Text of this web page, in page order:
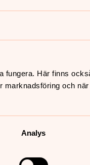
fungera. Här finns
och
Analys